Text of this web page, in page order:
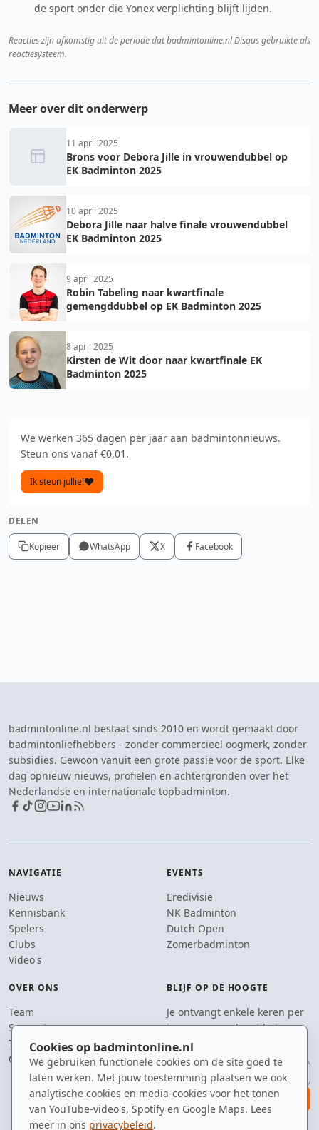
Cookies op badmintonline.nl
We gebruiken functionele cookies om de site goed te
laten werken. Met jouw toestemming plaatsen we ook
analytische cookies en media-cookies voor het tonen
van YouTube-video's, Spotify en Google Maps. Lees
meer in ons privacybeleid.
de sport onder die Yonex verplichting blijft lijden.
Reacties zijn afkomstig uit de periode dat badmintonline.nl Disqus gebruikte als
reactiesysteem.
Meer over dit onderwerp
11 april 2025
Brons voor Debora Jille in vrouwendubbel op
EK Badminton 2025
10 april 2025
Debora Jille naar halve finale vrouwendubbel
EK Badminton 2025
9 april 2025
Robin Tabeling naar kwartfinale
gemengddubbel op EK Badminton 2025
8 april 2025
Kirsten de Wit door naar kwartfinale EK
Badminton 2025
We werken 365 dagen per jaar aan badmintonnieuws.
Steun ons vanaf €0,01.
Ik steun jullie!
DELEN
Kopieer WhatsApp X Facebook
badmintonline.nl bestaat sinds 2010 en wordt gemaakt door
badmintonliefhebbers - zonder commercieel oogmerk, zonder
subsidies. Gewoon vanuit een grote passie voor de sport. Elke
dag opnieuw nieuws, profielen en achtergronden over het
Nederlandse en internationale topbadminton.
NAVIGATIE
Nieuws
Kennisbank
Spelers
Clubs
Video's
EVENTS
Eredivisie
NK Badminton
Dutch Open
Zomerbadminton
OVER ONS
Team
Supporters
Tip de redactie
Contact
BLIJF OP DE HOOGTE
Je ontvangt enkele keren per
jaar een e-mail met het
laatste badmintonnieuws.
E-mailadres
aanmelden